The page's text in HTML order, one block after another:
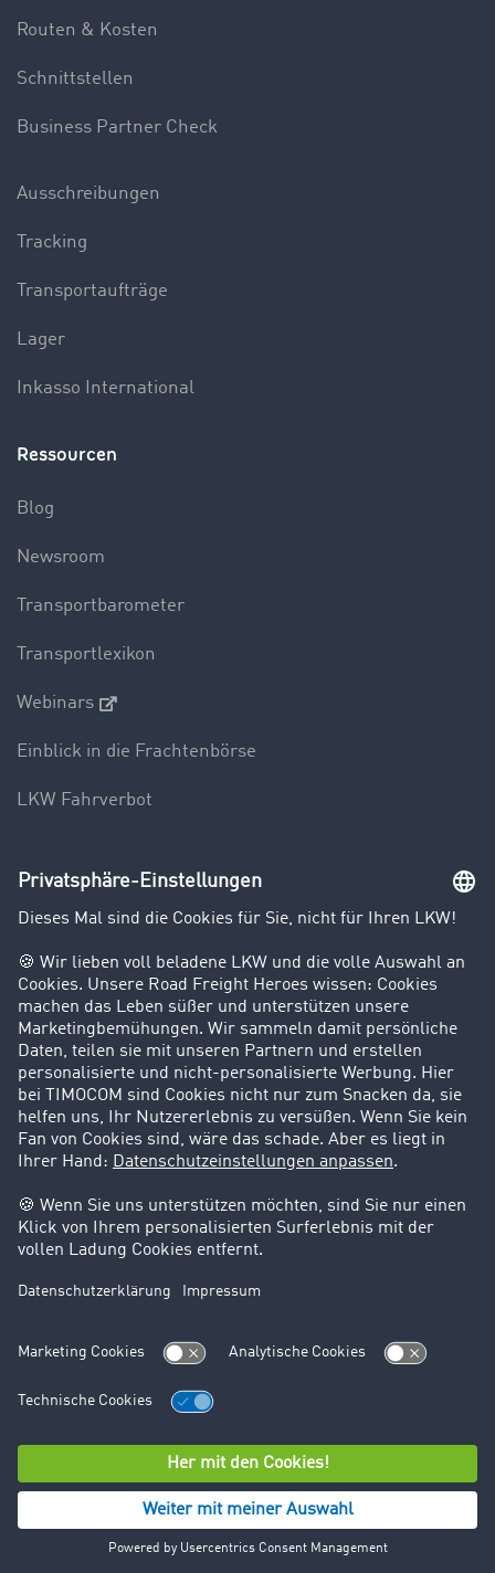
Routen & Kosten
Schnittstellen
Business Partner Check
Ausschreibungen
Tracking
Transportaufträge
Lager
Inkasso International
Ressourcen
Blog
Newsroom
Transportbarometer
Transportlexikon
Webinars
Einblick in die Frachtenbörse
LKW Fahrverbot
Unternehmen
Kunden werben Kunden
Success Stories
Karriere
Support
Kontakt
Rechtliches
Impressum
AGB
© TIMOCOM GmbH 2026. Alle Rechte vorbehalten